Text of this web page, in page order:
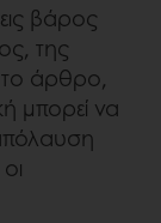
βάρος
της
άρθρο,
μπορεί να